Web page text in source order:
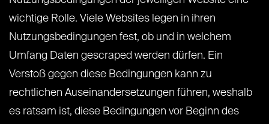
wichtige Rolle. Viele Websites legen in ihren
Nutzungsbedingungen fest, ob und in welchem
Umfang Daten gescraped werden dürfen. Ein
Verstoß gegen diese Bedingungen kann zu
rechtlichen Auseinandersetzungen führen, weshalb
es ratsam ist, diese Bedingungen vor Beginn des